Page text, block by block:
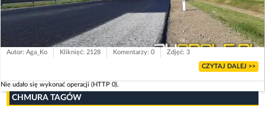
Autor: Aga_Ko Kliknięć: 2128 Komentarzy: 0 Zdjęć: 3
CZYTAJ DALEJ >>
Nie udało się wykonać operacji (HTTP 0).
CHMURA TAGÓW